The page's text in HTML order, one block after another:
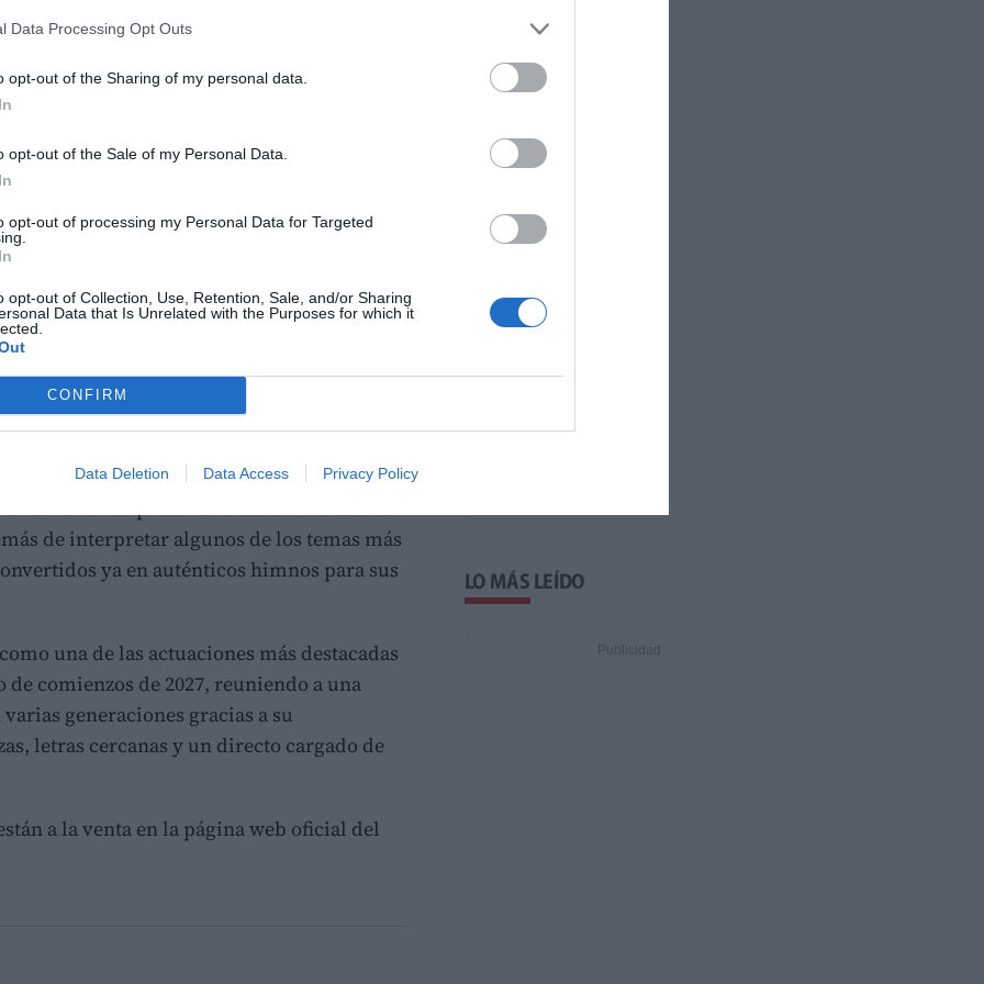
Data Processing Opt Outs
opt-out of the Sharing of my personal data.
opt-out of the Sale of my Personal Data.
opt-out of processing my Personal Data for Targeted
opt-out of Collection, Use, Retention, Sale, and/or Sharing
Data that Is Unrelated with the Purposes for which it
CONFIRM
Data Deletion Data Access Privacy Policy
Intergaláctico”, una gira internacional que
Unidos y diversos países europeos.
etapa artística con una propuesta que va
en el universo de la ciencia ficción,
el
en la que la puesta en escena, la
tendrán un papel protagonista.
renovado que trasladará al escenario toda
que les han convertido en uno de los
de los últimos años. La nueva gira llega
, una serie de conciertos que logró colgar
fechas, consolidando el crecimiento de su
como fuera de España.
La Love You presentará las canciones de su
de interpretar algunos de los temas más
ya en auténticos himnos para sus
una de las actuaciones más destacadas
comienzos de 2027, reuniendo a una
generaciones gracias a su
letras cercanas y un directo cargado de
a la venta en la página web oficial del
LO MÁS LEÍDO